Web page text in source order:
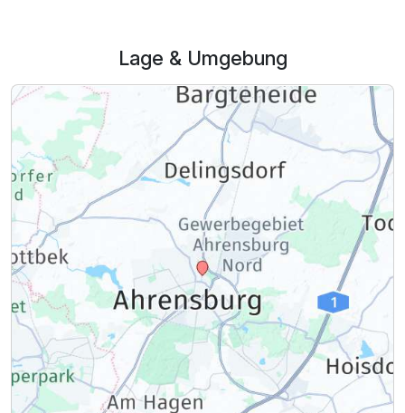
Lage & Umgebung